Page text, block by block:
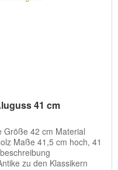
41 cm
Größe 42 cm Material
Maße 41,5 cm hoch, 41
zu den Klassikern